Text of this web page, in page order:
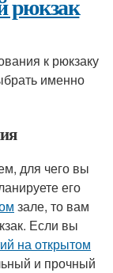
рюкзак
к рюкзаку
именно
для чего вы
его
зале, то вам
Если вы
на открытом
и прочный